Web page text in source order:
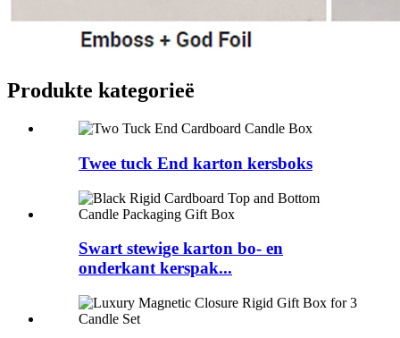
Produkte kategorieë
Twee tuck End karton kersboks
Swart stewige karton bo- en
onderkant kerspak...